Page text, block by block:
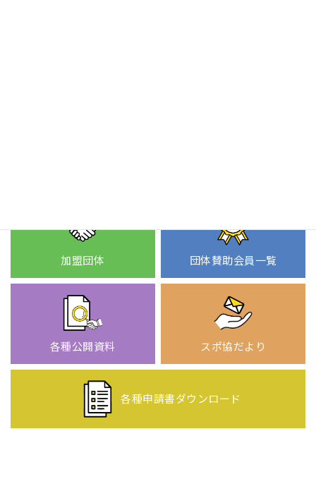
加盟団体 団体賛助会員一覧
各種公開資料 スポ協だより
各種申請書ダウンロード